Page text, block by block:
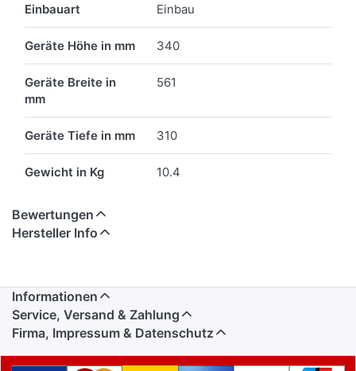
Einbauart Einbau
Geräte Höhe in mm 340
Geräte Breite in
mm
561
Geräte Tiefe in mm 310
Gewicht in Kg 10.4
Bewertungen
Hersteller Info
Informationen
Service, Versand & Zahlung
Firma, Impressum & Datenschutz